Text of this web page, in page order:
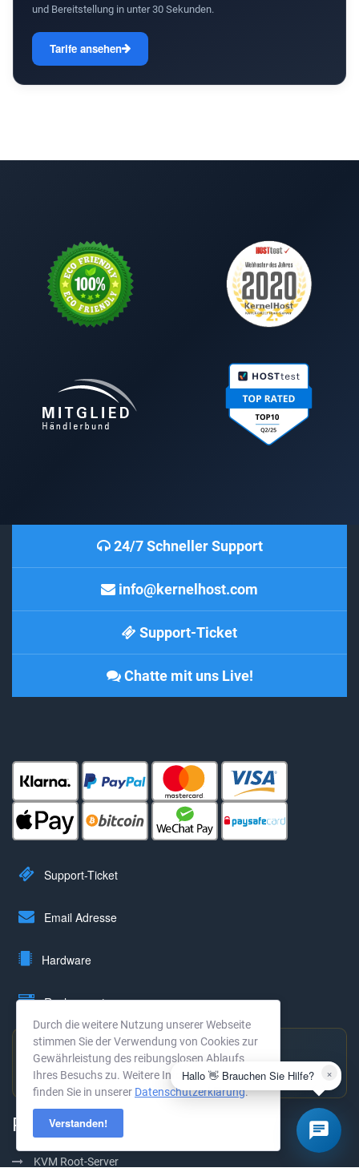
und Bereitstellung in unter 30 Sekunden.
Tarife ansehen
24/7 Schneller Support
info@kernelhost.com
Support-Ticket
Chatte mit uns Live!
Support-Ticket
Email Adresse
Hardware
Rechenzentrum
Hervorragend bewertet
4,9 ★ · 294 Bewertungen →
Produkte
KVM Root-Server
Durch die weitere Nutzung unserer Webseite
stimmen Sie der Verwendung von Cookies zur
Gewährleistung des reibungslosen Ablaufs
Ihres Besuchs zu. Weitere Informationen
finden Sie in unserer Datenschutzerklärung.
Verstanden!
×
Hallo 👋 Brauchen Sie Hilfe?